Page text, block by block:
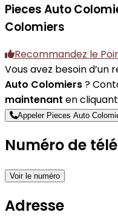
Pieces Auto
Colomiers
Recommandez le
Vous avez besoin d’un
Auto Colomiers?
maintenant en
Appeler Pieces Auto
Numéro de
Voir le numéro
Adresse